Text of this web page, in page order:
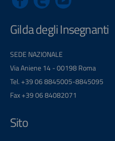
Gilda degli Insegnanti
SEDE NAZIONALE
Via Aniene 14 - 00198 Roma
Tel. +39 06 8845005-8845095
Fax +39 06 84082071
Sito